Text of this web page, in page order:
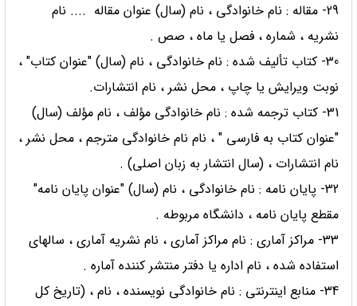
29- مقاله : نام خانوادگی ، نام (سال) عنوان مقاله .... نام
نشریه ، شماره ، فصل یا ماه ، صص .
30- کتاب تألیف شده : نام خانوادگی ، نام (سال) "عنوان کتاب" ،
نوبت ویرایش یا چاپ ، محل نشر ، نام انتشارات.
31- کتاب ترجمه شده : نام خانوادگی مؤلف ، نام مؤلف (سال)
"عنوان کتاب به فارسی " ، نام نام خانوادگی مترجم ، محل نشر ،
نام انتشارات ، (سال انتشار به زبان اصلی) .
32- پایان نامه : نام خانوادگی ، نام (سال) "عنوان پایان نامه"
مقطع پایان نامه ، دانشگاه مربوطه .
33- مراکز آماری : نام مراکز آماری ، نام نشریه آماری ، سالهای
استفاده شده ، نام اداره یا دفتر منتشر کننده آماره .
34- منابع اینترنتی : نام خانوادگی نویسنده ، نام ، (تاریخ کل